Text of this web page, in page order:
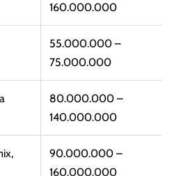
160.000.000
55.000.000 –
75.000.000
80.000.000 –
140.000.000
90.000.000 –
160.000.000